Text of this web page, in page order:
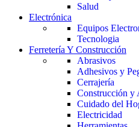
Salud
Electrónica
Equipos
Tecnologia
Ferretería Y Construcción
Abrasivos
Adhesivos y
Cerrajería
Construcción y
Cuidado del
Electricidad